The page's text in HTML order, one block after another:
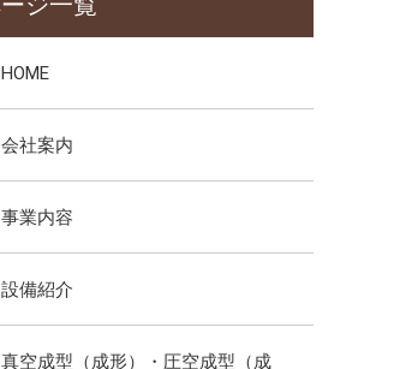
HOME
会社案内
事業内容
設備紹介
真空成型（成形）・圧空成型（成